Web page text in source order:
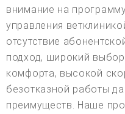
внимание на
управления
отсутствие
подход, широкий
комфорта, высокой
безотказной работы
преимуществ. Наше